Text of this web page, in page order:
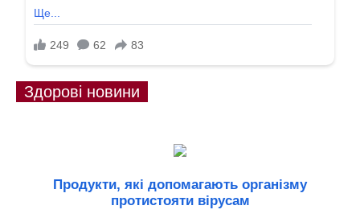
Здорові новини
Продукти, які допомагають організму
протистояти вірусам